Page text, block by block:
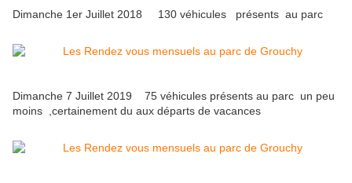
Dimanche 1er Juillet 2018 130 véhicules présents au parc
Dimanche 7 Juillet 2019 75 véhicules présents au parc un peu
moins ,certainement du aux départs de vacances